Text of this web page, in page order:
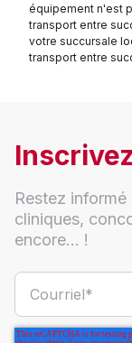
équipement n'est
transport entre
votre succursale
transport entre
Restez
cliniques,
encore... !